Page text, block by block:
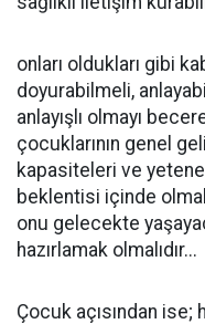
onları oldukları gibi
doyurabilmeli,
anlayışlı olmayı
çocuklarının genel
kapasiteleri ve
beklentisi içinde
onu gelecekte
hazırlamak olmalıdır...
Çocuk açısından